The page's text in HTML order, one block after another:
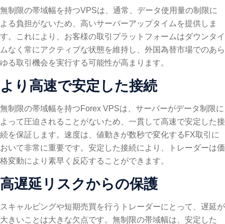
無制限の帯域幅を持つVPSは、通常、データ使用量の制限に
よる負担がないため、高いサーバーアップタイムを提供しま
す。これにより、お客様の取引プラットフォームはダウンタイ
ムなく常にアクティブな状態を維持し、外国為替市場でのあら
ゆる取引機会を実行する可能性が高まります。
より高速で安定した接続
無制限の帯域幅を持つForex VPSは、サーバーがデータ制限に
よって圧迫されることがないため、一貫して高速で安定した接
続を保証します。速度は、値動きが数秒で変化するFX取引に
おいて非常に重要です。安定した接続により、トレーダーは価
格変動により素早く反応することができます。
高遅延リスクからの保護
スキャルピングや短期売買を行うトレーダーにとって、遅延が
大きいことは大きな欠点です。無制限の帯域幅は、安定した